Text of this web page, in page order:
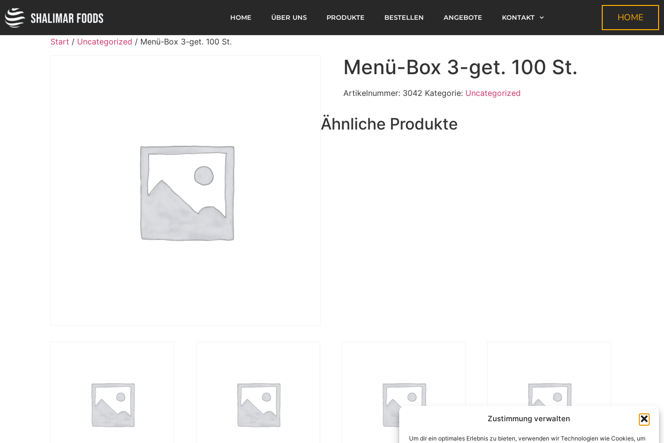
Zustimmung verwalten
Um dir ein optimales Erlebnis zu bieten, verwenden wir Technologien wie Cookies, um
HOME ÜBER UNS PRODUKTE BESTELLEN ANGEBOTE KONTAKT HOME
Start / Uncategorized / Menü-Box 3-get. 100 St.
Menü-Box 3-get. 100 St.
Artikelnummer: 3042 Kategorie: Uncategorized
Ähnliche Produkte